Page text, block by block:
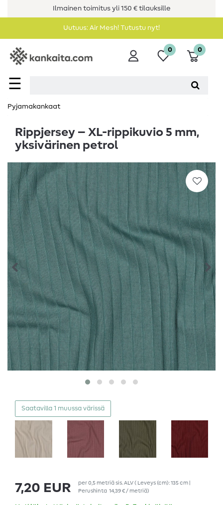
Ilmainen toimitus yli 150 € tilauksille
Uutuus: Air Mesh! Tutustu nyt!
☰
0 0
Pyjamakankaat
Rippjersey – XL-rippikuvio 5 mm,
yksivärinen petrol
Saatavilla 1 muussa värissä
7,20 EUR per0,5 metriäsis. ALV( Leveys (cm): 135 cm |
Perushinta 14,39 € / metriä)